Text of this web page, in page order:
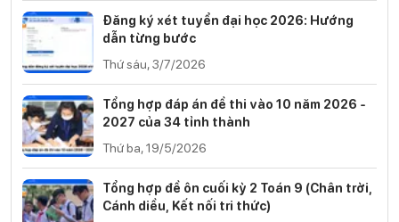
Đăng ký xét tuyển đại học 2026: Hướng
dẫn từng bước
Thứ sáu, 3/7/2026
Tổng hợp đáp án đề thi vào 10 năm 2026 -
2027 của 34 tỉnh thành
Thứ ba, 19/5/2026
Tổng hợp đề ôn cuối kỳ 2 Toán 9 (Chân trời,
Cánh diều, Kết nối tri thức)